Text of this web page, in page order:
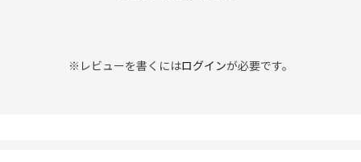
※レビューを書くにはログインが必要です。